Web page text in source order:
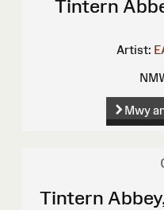
Tintern
Artist:
Mwy
Tintern